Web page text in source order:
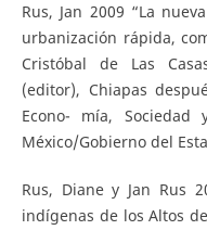
Rus, Jan 2009 “La
urbanización rápida,
Cristóbal de Las
(editor), Chiapas
Econo- mía,
México/Gobierno del
Rus, Diane y Jan Rus
indígenas de los Altos